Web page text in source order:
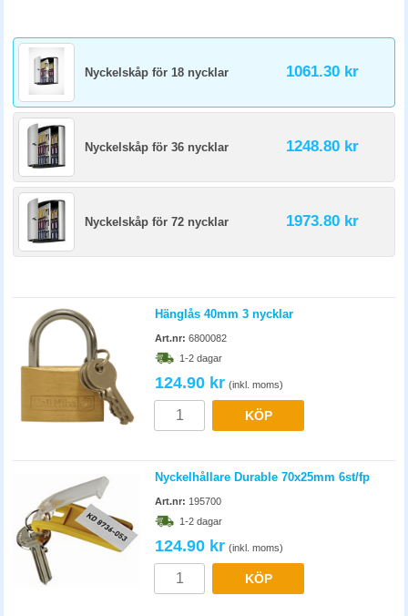
Nyckelskåp för 18 nycklar 1061.30 kr
Nyckelskåp för 36 nycklar 1248.80 kr
Nyckelskåp för 72 nycklar 1973.80 kr
Hänglås 40mm 3 nycklar
Art.nr: 6800082
1-2 dagar
124.90 kr (inkl. moms)
KÖP
Nyckelhållare Durable 70x25mm 6st/fp
Art.nr: 195700
1-2 dagar
124.90 kr (inkl. moms)
KÖP